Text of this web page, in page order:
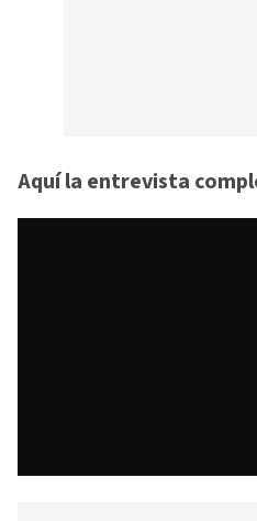
Aquí la entrevista